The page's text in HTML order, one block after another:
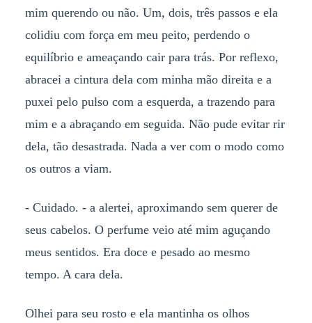
mim querendo ou não. Um, dois, três passos e ela
colidiu com força em meu peito, perdendo o
equilíbrio e ameaçando cair para trás. Por reflexo,
abracei a cintura dela com minha mão direita e a
puxei pelo pulso com a esquerda, a trazendo para
mim e a abraçando em seguida. Não pude evitar rir
dela, tão desastrada. Nada a ver com o modo como
os outros a viam.
- Cuidado. - a alertei, aproximando sem querer de
seus cabelos. O perfume veio até mim aguçando
meus sentidos. Era doce e pesado ao mesmo
tempo. A cara dela.
Olhei para seu rosto e ela mantinha os olhos